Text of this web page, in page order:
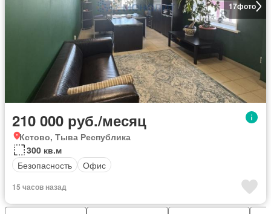
17фото
210 000 руб./месяц
Кстово, Тыва Республика
300 кв.м
Безопасность
Офис
15 часов назад